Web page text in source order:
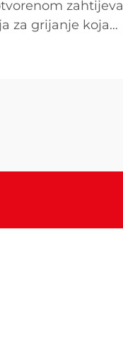
zahtijeva
za grijanje koja